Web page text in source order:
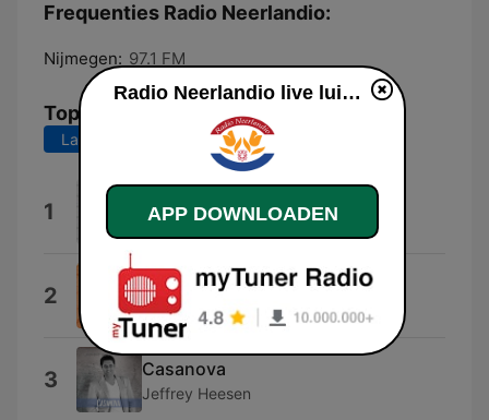
Frequenties Radio Neerlandio:
Nijmegen: 97.1 FM
Top nummers
Laatste 7 dagen Laatste 30 dagen
1 Paljaz
2 Zwoele Zomernachten
Danny Van Loon
3 Casanova
Jeffrey Heesen
Radio Neerlandio live luisteren
APP DOWNLOADEN